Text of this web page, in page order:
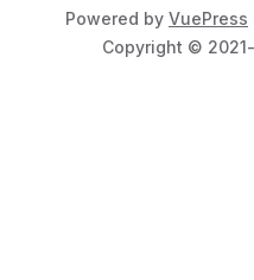
Powered by VuePress
Copyright ©